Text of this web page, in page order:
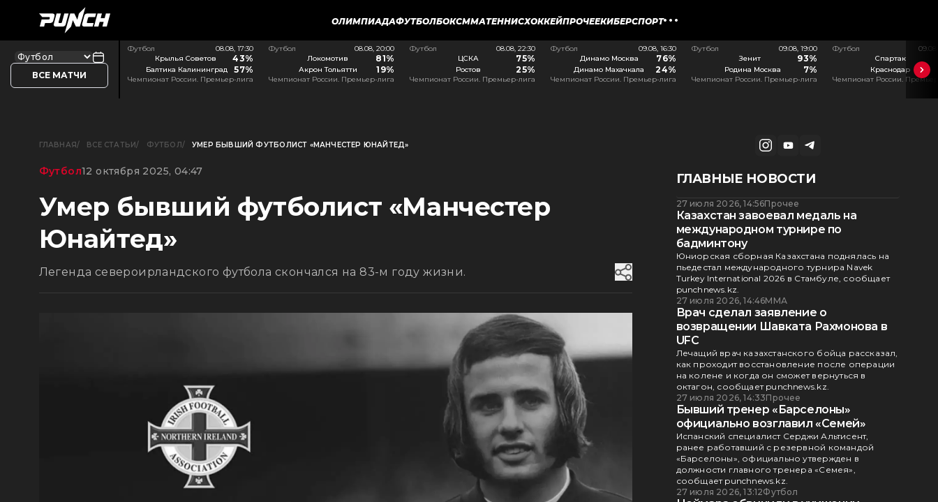
ОЛИМПИАДАФУТБОЛБОКСММАТЕННИСХОККЕЙПРОЧЕЕКИБЕРСПОРТ
ВСЕ МАТЧИ
Футбол
08.08, 17:30
Крылья Советов
43%
Балтика Калининград 57%
Чемпионат России. Премьер-лига
Футбол
08.08, 20:00
Локомотив
81%
Акрон Тольятти 19%
Чемпионат России. Премьер-лига
Футбол
08.08, 22:30
ЦСКА
75%
Ростов 25%
Чемпионат России. Премьер-лига
Футбол
09.08, 16:30
Динамо Москва
76%
Динамо Махачкала 24%
Чемпионат России. Премьер-лига
Футбол
09.08, 19:00
Зенит
93%
Родина Москва 7%
Чемпионат России. Премьер-лига
Футбол
Спартак
Краснодар
Чемпионат России.
ГЛАВНАЯ ВСЕ СТАТЬИ ФУТБОЛ УМЕР БЫВШИЙ ФУТБОЛИСТ «МАНЧЕСТЕР ЮНАЙТЕД»
Футбол12 октября 2025, 04:47
Умер бывший футболист «Манчестер
Юнайтед»
Легенда североирландского футбола скончался на 83-м году жизни.
ГЛАВНЫЕ НОВОСТИ
27 июля 2026, 14:56Прочее
Казахстан завоевал медаль на
международном турнире по
бадминтону
Юниорская сборная Казахстана поднялась на
пьедестал международного турнира Navek
Turkey International 2026 в Стамбуле, сообщает
punchnews.kz.
27 июля 2026, 14:46ММА
Врач сделал заявление о
возвращении Шавката Рахмонова в
UFC
Лечащий врач казахстанского бойца рассказал,
как проходит восстановление после операции
на колене и когда он сможет вернуться в
октагон, сообщает punchnews.kz.
27 июля 2026, 14:33Прочее
Бывший тренер «Барселоны»
официально возглавил «Семей»
Испанский специалист Серджи Альтисент,
ранее работавший с резервной командой
«Барселоны», официально утвержден в
должности главного тренера «Семея»,
сообщает punchnews.kz.
27 июля 2026, 13:12Футбол